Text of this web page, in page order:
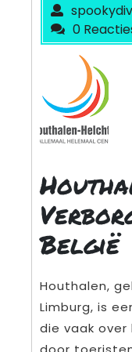
0
België
Houthalen,
Limburg, is
die vaak